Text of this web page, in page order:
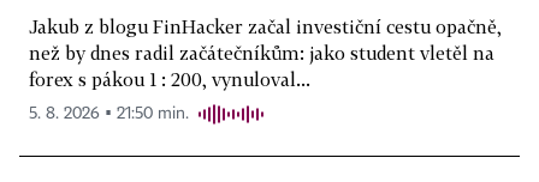
Jakub z blogu FinHacker začal investiční cestu opačně,
než by dnes radil začátečníkům: jako student vletěl na
forex s pákou 1 : 200, vynuloval...
5. 8. 2026 ▪ 21:50 min.